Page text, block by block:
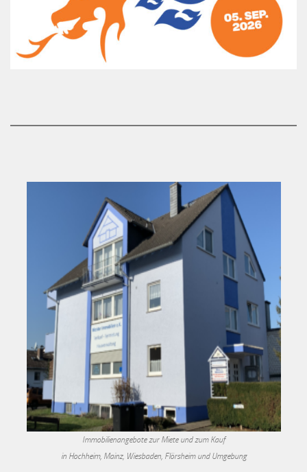
Immobilienangebote zur Miete und zum Kauf
in Hochheim, Mainz, Wiesbaden, Flörsheim und Umgebung